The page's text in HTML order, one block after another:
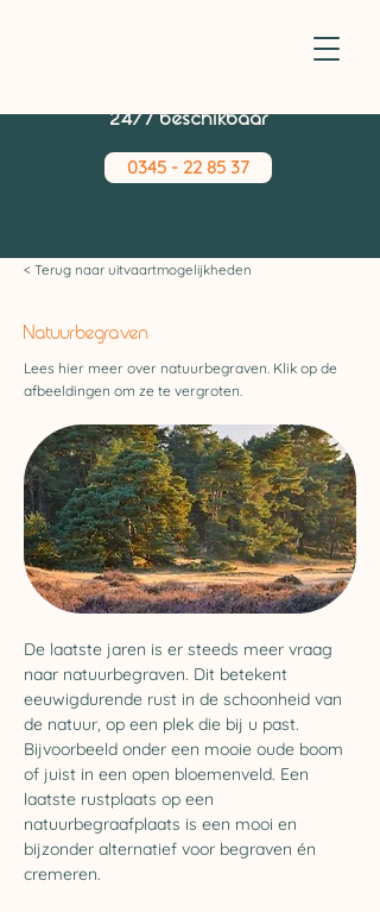
24/7 beschikbaar
0345 - 22 85 37
< Terug naar uitvaartmogelijkheden
Natuurbegraven
Lees hier meer over natuurbegraven. Klik op de
afbeeldingen om ze te vergroten.
De laatste jaren is er steeds meer vraag
naar natuurbegraven. Dit betekent
eeuwigdurende rust in de schoonheid van
de natuur, op een plek die bij u past.
Bijvoorbeeld onder een mooie oude boom
of juist in een open bloemenveld. Een
laatste rustplaats op een
natuurbegraafplaats is een mooi en
bijzonder alternatief voor begraven én
cremeren.